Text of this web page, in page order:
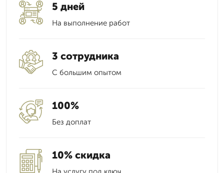
5 дней
На выполнение работ
3 сотрудника
С большим опытом
100%
Без доплат
10% скидка